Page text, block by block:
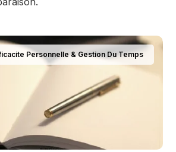
Personnelle & Gestion Du Temps